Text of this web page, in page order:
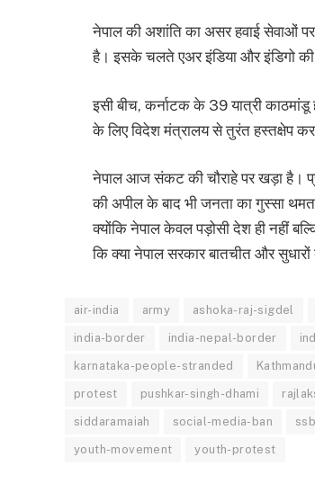
नेपाल की अशांति का असर हवाई सेवाओं पर
है। इसके चलते एअर इंडिया और इंडिगो की
इसी बीच, कर्नाटक के 39 यात्री
के लिए विदेश मंत्रालय से तुरंत हस्तक्षेप
नेपाल आज संकट की चौराहे पर खड़ा है।
की अपील के बाद भी जनता का गुस्सा
क्योंकि नेपाल केवल पड़ोसी देश ही नहीं
कि क्या नेपाल सरकार बातचीत और
air-india army ashoka-raj-sigdel
india-border india-nepal-border
karnataka-people-stranded
protest pushkar-singh-dhami
siddaramaiah social-media-ban
youth-movement youth-protest